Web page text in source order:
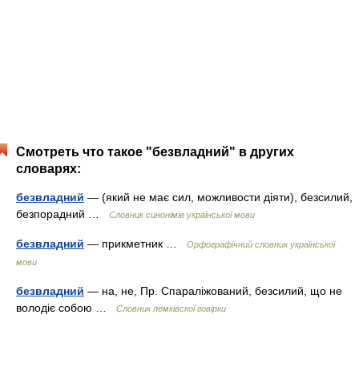
Смотреть что такое "безвладний" в других
словарях:
безвладний — (який не має сил, можливости діяти), безсилий,
безпорадний …
Словник синонімів української мови
безвладний — прикметник …
Орфографічний словник української
мови
безвладний — на, не, Пр. Спараліжований, безсилий, що не
володіє собою …
Словник лемківскої говірки